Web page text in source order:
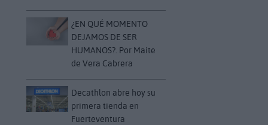
¿EN QUÉ MOMENTO
DEJAMOS DE SER
HUMANOS?. Por Maite
de Vera Cabrera
Decathlon abre hoy su
primera tienda en
Fuerteventura